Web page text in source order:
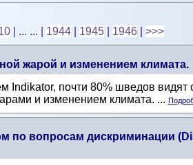
| ... ... 1944 1945 1946 >>>
жарой и изменением климата.
почти 80% шведов видят
и изменением климата. ...
по вопросам дискриминации